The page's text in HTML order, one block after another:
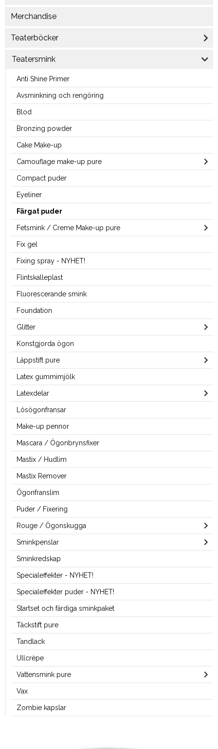
Merchandise
Teaterböcker
Teatersmink
Anti Shine Primer
Avsminkning och rengöring
Blod
Bronzing powder
Cake Make-up
Camouflage make-up pure
Compact puder
Eyeliner
Färgat puder
Fetsmink / Creme Make-up pure
Fix gel
Fixing spray - NYHET!
Flintskalleplast
Fluorescerande smink
Foundation
Glitter
Konstgjorda ögon
Läppstift pure
Latex gummimjölk
Latexdelar
Lösögonfransar
Make-up pennor
Mascara / Ögonbrynsfixer
Mastix / Hudlim
Mastix Remover
Ögonfranslim
Puder / Fixering
Rouge / Ögonskugga
Sminkpenslar
Sminkredskap
Specialeffekter - NYHET!
Specialeffekter puder - NYHET!
Startset och färdiga sminkpaket
Täckstift pure
Tandlack
Ullcrèpe
Vattensmink pure
Vax
Zombie kapslar